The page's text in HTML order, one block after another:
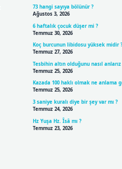
73 hangi sayıya bölünür ?
Ağustos 3, 2026
6 haftalık çocuk düşer mi ?
Temmuz 30, 2026
Koç burcunun libidosu yüksek midir
Temmuz 27, 2026
Tesbihin altın olduğunu nasıl anlarız
Temmuz 25, 2026
Kazada 100 haklı olmak ne anlama
Temmuz 25, 2026
3 saniye kuralı diye bir şey var mı ?
Temmuz 24, 2026
Hz Yuşa Hz. Îsâ mı ?
Temmuz 23, 2026